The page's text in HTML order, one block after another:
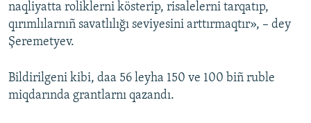
naqliyatta roliklerni kösterip, risalelerni tarqatıp,
qırımlılarnıñ savatlılığı seviyesini arttırmaqtır», – dey
Şeremetyev.
Bildirilgeni kibi, daa 56 leyha 150 ve 100 biñ ruble
miqdarında grantlarnı qazandı.